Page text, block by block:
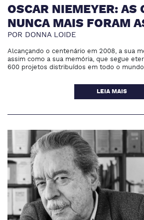
OSCAR NIEMEYER: AS
NUNCA MAIS FORAM
POR DONNA LOIDE
Alcançando o centenário em 2008, a sua
assim como a sua memória, que segue
600 projetos distribuídos em todo o
LEIA MAIS